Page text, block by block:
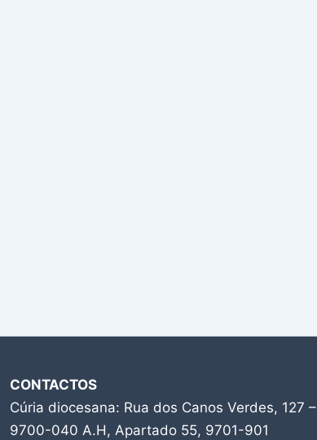
CONTACTOS
Cúria diocesana: Rua dos Canos Verdes, 127 –
9700-040 A.H, Apartado 55, 9701-901